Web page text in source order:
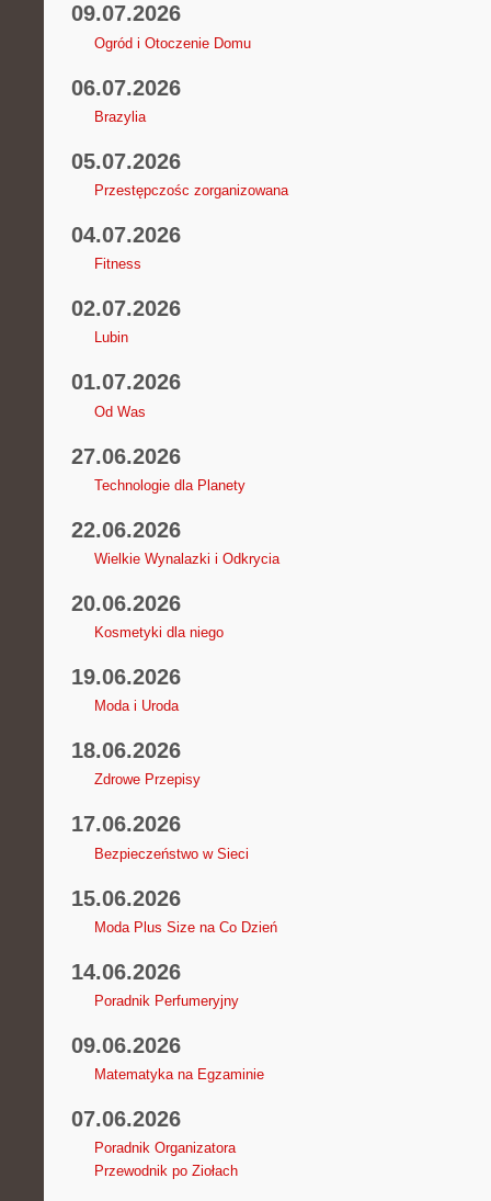
09.07.2026
Ogród i Otoczenie Domu
06.07.2026
Brazylia
05.07.2026
Przestępczośc zorganizowana
04.07.2026
Fitness
02.07.2026
Lubin
01.07.2026
Od Was
27.06.2026
Technologie dla Planety
22.06.2026
Wielkie Wynalazki i Odkrycia
20.06.2026
Kosmetyki dla niego
19.06.2026
Moda i Uroda
18.06.2026
Zdrowe Przepisy
17.06.2026
Bezpieczeństwo w Sieci
15.06.2026
Moda Plus Size na Co Dzień
14.06.2026
Poradnik Perfumeryjny
09.06.2026
Matematyka na Egzaminie
07.06.2026
Poradnik Organizatora
Przewodnik po Ziołach